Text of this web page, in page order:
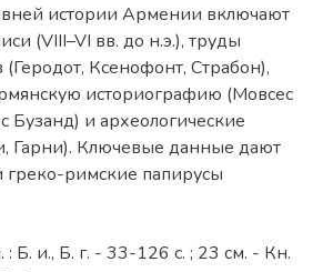
истории Армении включают
(VIII–VI вв. до н.э.), труды
Ксенофонт, Страбон),
историографию (Мовсес
Бузанд) и археологические
Гарни). Ключевые данные дают
римские папирусы
: Б. и., Б. г. - 33-126 с. ; 23 см. - Кн.